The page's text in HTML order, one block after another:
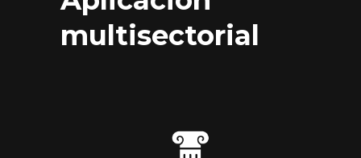
multisectorial